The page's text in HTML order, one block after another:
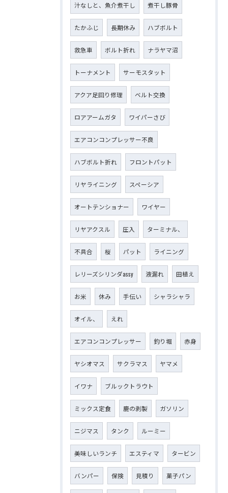
汁なしと、魚介煮干し 煮干し豚骨
たかふじ 長期休み ハブボルト
救急車 ボルト折れ ナラヤマ沼
トーナメント サーモスタット
アクア足回り修理 ベルト交換
ロアアームガタ ワイパーさび
エアコンコンプレッサー不良
ハブボルト折れ フロントパット
リヤライニング スペーシア
オートテンショナー ワイヤー
リヤアクスル 圧入 ターミナル、
不具合 桜 パット ライニング
レリーズシリンダassy 液漏れ 田植え
お米 休み 手伝い シャラシャラ
オイル、 えれ
エアコンコンプレッサー 釣り堀 赤身
ヤシオマス サクラマス ヤマメ
イワナ ブルックトラウト
ミックス定食 鹿の剥製 ガソリン
ニジマス タンク ルーミー
美味しいランチ エスティマ タービン
バンパー 保険 見積り 菓子パン